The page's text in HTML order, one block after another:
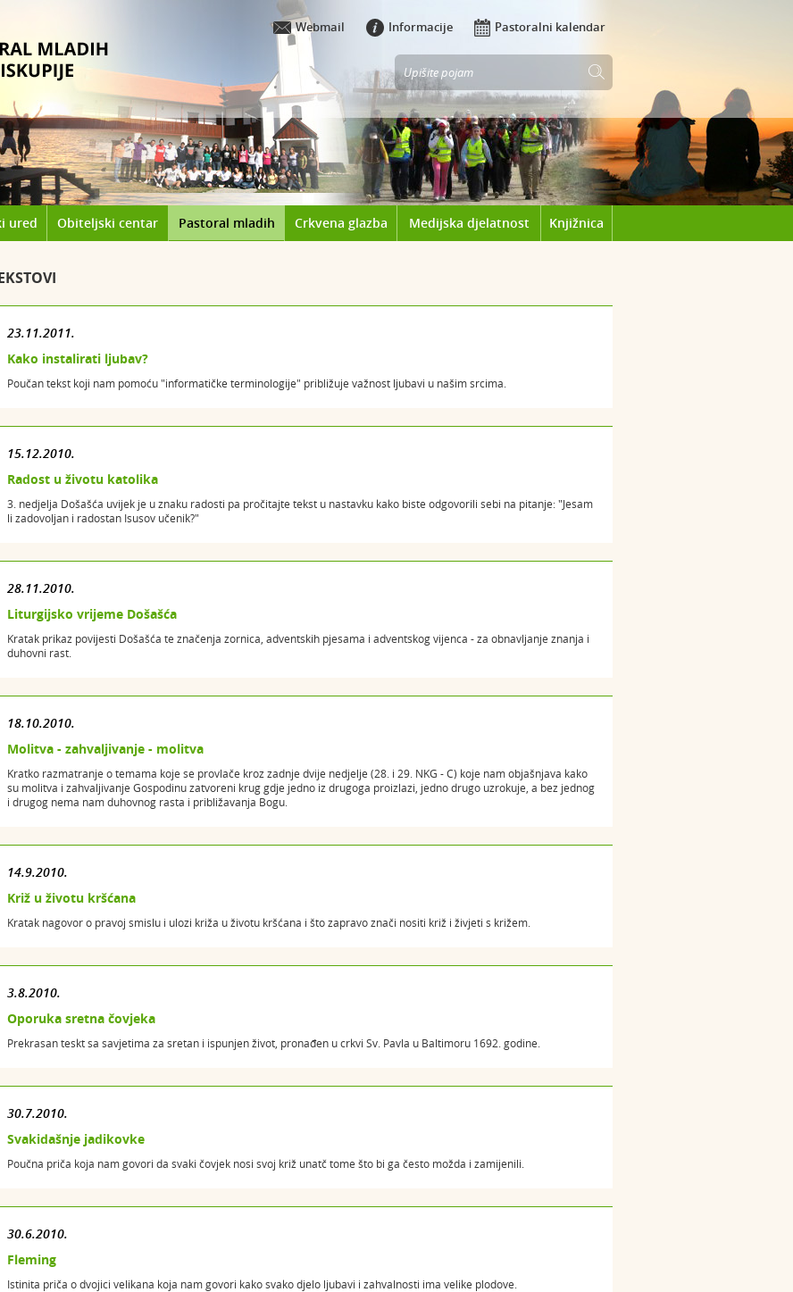
Webmail Informacije Pastoralni kalendar
ured Obiteljski centar Pastoral mladih Crkvena glazba Medijska djelatnost Knjižnica
23.11.2011.
Kako instalirati ljubav?
Poučan tekst koji nam pomoću "informatičke terminologije" približuje važnost ljubavi u našim srcima.
15.12.2010.
Radost u životu katolika
3. nedjelja Došašća uvijek je u znaku radosti pa pročitajte tekst u nastavku kako biste odgovorili sebi na pitanje: "Jesam
li zadovoljan i radostan Isusov učenik?"
28.11.2010.
Liturgijsko vrijeme Došašća
Kratak prikaz povijesti Došašća te značenja zornica, adventskih pjesama i adventskog vijenca - za obnavljanje znanja i
duhovni rast.
18.10.2010.
Molitva - zahvaljivanje - molitva
Kratko razmatranje o temama koje se provlače kroz zadnje dvije nedjelje (28. i 29. NKG - C) koje nam objašnjava kako
su molitva i zahvaljivanje Gospodinu zatvoreni krug gdje jedno iz drugoga proizlazi, jedno drugo uzrokuje, a bez jednog
i drugog nema nam duhovnog rasta i približavanja Bogu.
14.9.2010.
Križ u životu kršćana
Kratak nagovor o pravoj smislu i ulozi križa u životu kršćana i što zapravo znači nositi križ i živjeti s križem.
3.8.2010.
Oporuka sretna čovjeka
Prekrasan teskt sa savjetima za sretan i ispunjen život, pronađen u crkvi Sv. Pavla u Baltimoru 1692. godine.
30.7.2010.
Svakidašnje jadikovke
Poučna priča koja nam govori da svaki čovjek nosi svoj križ unatč tome što bi ga često možda i zamijenili.
30.6.2010.
Fleming
Istinita priča o dvojici velikana koja nam govori kako svako djelo ljubavi i zahvalnosti ima velike plodove.